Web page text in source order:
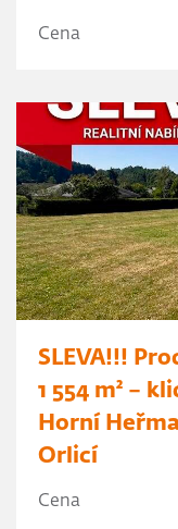
Cena
SLEVA!!!
1 554 m² –
Horní
Orlicí
Cena